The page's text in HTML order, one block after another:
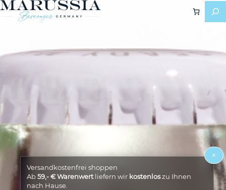
Versandkostenfrei shoppen
Ab59,- € Warenwertliefern wir kostenloszu Ihnen
nach Hause.
×